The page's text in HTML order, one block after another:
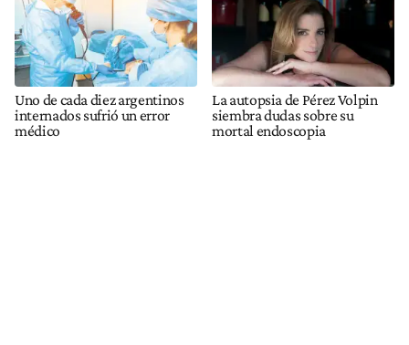
Uno de cada diez argentinos
internados sufrió un error
médico
La autopsia de Pérez Volpin
siembra dudas sobre su
mortal endoscopia